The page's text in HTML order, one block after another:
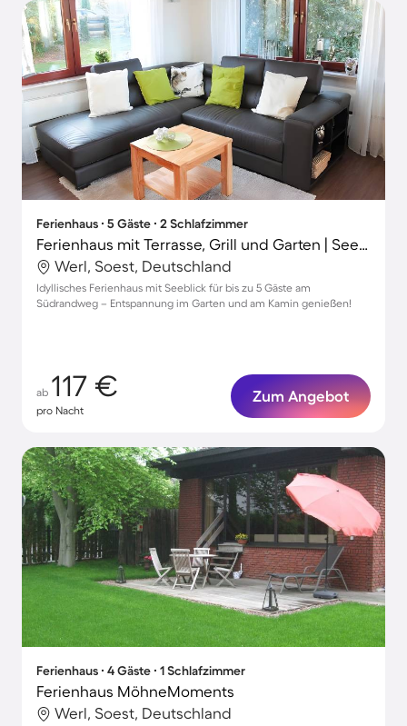
Ferienhaus ∙ 5 Gäste ∙ 2 Schlafzimmer
Ferienhaus mit Terrasse, Grill und Garten | Seeblick
Werl, Soest, Deutschland
Idyllisches Ferienhaus mit Seeblick für bis zu 5 Gäste am
Südrandweg – Entspannung im Garten und am Kamin genießen!
ab 117 €
pro Nacht
Zum Angebot
Ferienhaus ∙ 4 Gäste ∙ 1 Schlafzimmer
Ferienhaus MöhneMoments
Werl, Soest, Deutschland